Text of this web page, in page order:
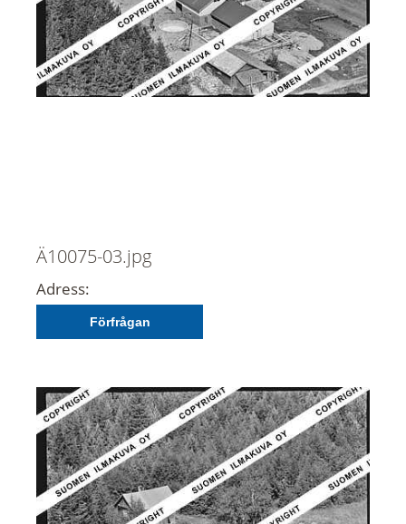
Ä10075-03.jpg
Adress:
Förfrågan